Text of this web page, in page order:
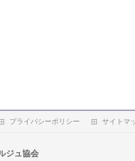
プライバシーポリシー サイトマ
ジュ協会